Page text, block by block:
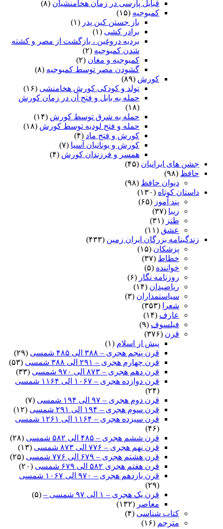
قبایل پارسی در زمان هخامنشیان (۸)
کمبوجیه (۱۵)
باز جستن کین پدر (۱)
برادر کشی (۱)
بردیه دروغین ، بازگشت از مصر و کشته
شدن کمبوجیه (۲)
کمبوجیه و مغان (۲)
گشودن مصر توسط کمبوجیه (۸)
کورش (۸۹)
تولد و کودکی کورش هخامنشی (۱۶)
حمله به بابل و فتح آن در زمان کورش
(۱۸)
حمله به شرق توسط کورش (۱۴)
حمله و فتح لودیه توسط کورش (۱۸)
کورش و فتح ماد (۴)
کورش و یونانیان آسیا (۷)
همسر و فرزندان کورش (۴)
جشن های ایرانیان (۴۵)
حافظ (۹۸)
دیوان حافظ (۹۸)
داستان کوتاه (۱۳۰)
پند آموز (۶۵)
زیبا (۳۷)
طنز (۳۱)
عشق (۱۱)
زندگینامه بزرگان ایران زمین (۴۳۳)
پزشکان (۱۵)
خطاط (۳۷)
خواننده (۵)
روزنامه نگار (۶)
ریاضیدان (۱۴)
سیاستمداران (۳)
شعرا
(۳۵۳)
عارف (۱۴)
فیلسوف (۹)
قرن (۳۷۶)
پیش از اسلام (۱)
قرن پنجم هجری – ۳۸۸ الی ۴۸۵ شمسی
(۲۹)
قرن چهارم هجری – ۲۹۱ الی ۳۸۸ شمسی
(۵۳)
قرن دهم هجری – ۸۷۳ الی ۹۷۰ شمسی
(۳۳)
قرن دوازده هجری – ۱۰۶۷ الی ۱۱۶۴ شمسی
(۲۴)
قرن دوم هجری – ۹۷ الی ۱۹۴ شمسی
(۷)
قرن سوم هجری – ۱۹۴ الی ۲۹۱ شمسی
(۱۲)
قرن سیزده هجری – ۱۱۶۴ الی ۱۲۶۱ شمسی
(۴۶)
قرن ششم هجری – ۴۸۵ الی ۵۸۲ شمسی
(۲۸)
قرن نهم هجری – ۷۷۶ الی ۸۷۳ شمسی
(۱۳)
قرن هشتم هجری – ۶۷۹ الی ۷۷۶ شمسی
(۲۵)
قرن هفتم هجری ۵۸۲ الی ۶۷۹ شمسی
(۲۰)
قرن یازدهم هجری – ۹۷۰ الی ۱۰۶۷ شمسی
(۲۹)
قرن یک هجری – ۱ الی ۹۷ شمسی –
(۵)
معاصر (۱۳۲)
کتاب شناسی (۴)
مترجم (۱۶)